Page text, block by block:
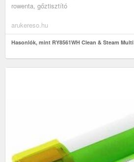
rowenta, gőztisztító
arukereso.hu
Hasonlók, mint RY8561WH Clean & Steam Multi